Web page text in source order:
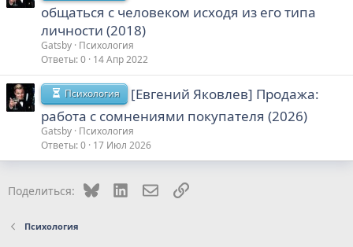
общаться с человеком исходя из его типа
личности (2018)
Gatsby Психология
Ответы 0 14 Апр 2022
Психология
[Евгений Яковлев] Продажа:
работа с сомнениями покупателя (2026)
Gatsby Психология
Ответы 0 17 Июл 2026
Поделиться: Bluesky LinkedInЭлектронная почта
Ссылка
Психология